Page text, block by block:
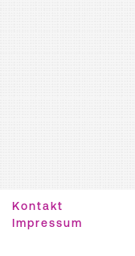
Kontakt
Impressum